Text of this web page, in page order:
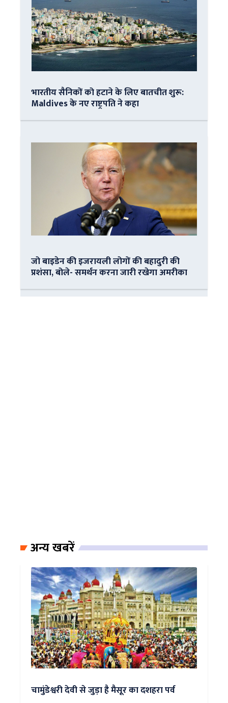
भारतीय सैनिकों को हटाने के लिए बातचीत शुरू:
Maldives के नए राष्ट्रपति ने कहा
जो बाइडेन की इजरायली लोगों की बहादुरी की
प्रशंसा, बोले- समर्थन करना जारी रखेगा अमरीका
अन्य खबरें
चामुंडेश्वरी देवी से जुड़ा है मैसूर का दशहरा पर्व